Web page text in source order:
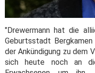
"Drewermann hat die
Geburtsstadt
der Ankündigung zu dem
sich heute noch an